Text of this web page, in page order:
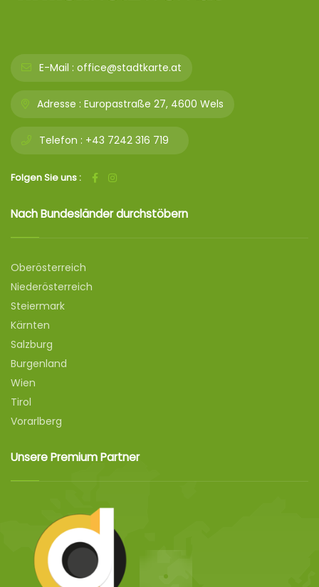
E-Mail : office@stadtkarte.at
Adresse : Europastraße 27, 4600 Wels
Telefon : +43 7242 316 719
Folgen Sie uns :
Nach Bundesländer durchstöbern
Oberösterreich
Niederösterreich
Steiermark
Kärnten
Salzburg
Burgenland
Wien
Tirol
Vorarlberg
Unsere Premium Partner